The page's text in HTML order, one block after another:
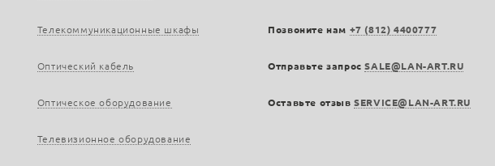
Телекоммуникационные шкафы
Оптический кабель
Оптическое оборудование
Телевизионное оборудование
Позвоните нам +7 (812) 4400777
Отправьте запросSALE@LAN-ART.RU
Оставьте отзывSERVICE@LAN-ART.RU